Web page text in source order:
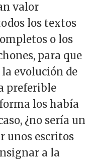
valor
los textos
o los
para que
evolución de
preferible
los había
¿no sería un
unos escritos
a la